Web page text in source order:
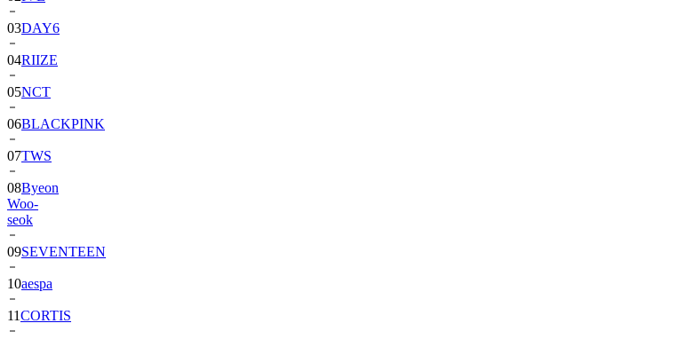
04RIIZE
05NCT
06BLACKPINK
07TWS
08Byeon
Woo-
seok
09SEVENTEEN
10aespa
11CORTIS
12SHINee1